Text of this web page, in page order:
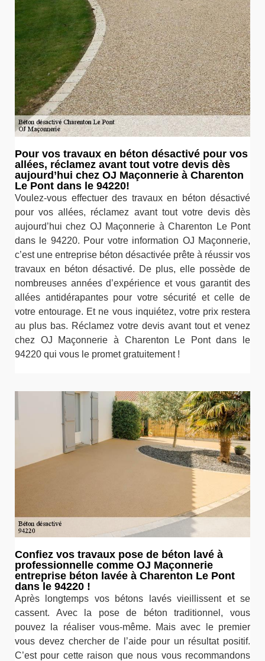
Pour vos travaux en béton désactivé pour vos
allées, réclamez avant tout votre devis dès
aujourd’hui chez OJ Maçonnerie à Charenton
Le Pont dans le 94220!
Voulez-vous effectuer des travaux en béton désactivé
pour vos allées, réclamez avant tout votre devis dès
aujourd’hui chez OJ Maçonnerie à Charenton Le Pont
dans le 94220. Pour votre information OJ Maçonnerie,
c’est une entreprise béton désactivée prête à réussir vos
travaux en béton désactivé. De plus, elle possède de
nombreuses années d’expérience et vous garantit des
allées antidérapantes pour votre sécurité et celle de
votre entourage. Et ne vous inquiétez, votre prix restera
au plus bas. Réclamez votre devis avant tout et venez
chez OJ Maçonnerie à Charenton Le Pont dans le
94220 qui vous le promet gratuitement !
Confiez vos travaux pose de béton lavé à
professionnelle comme OJ Maçonnerie
entreprise béton lavée à Charenton Le Pont
dans le 94220 !
Après longtemps vos bétons lavés vieillissent et se
cassent. Avec la pose de béton traditionnel, vous
pouvez la réaliser vous-même. Mais avec le premier
vous devez chercher de l’aide pour un résultat positif.
C’est pour cette raison que nous vous recommandons